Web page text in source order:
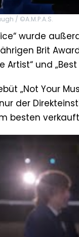
/ ©A.M.P.A.S.
wurde
Brit
Artist“ und
„Not Your
der
besten